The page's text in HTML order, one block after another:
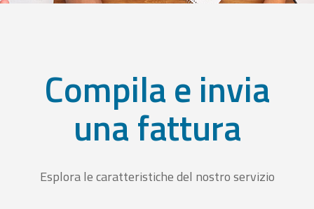
Compila e invia
una fattura
Esplora le caratteristiche del nostro servizio